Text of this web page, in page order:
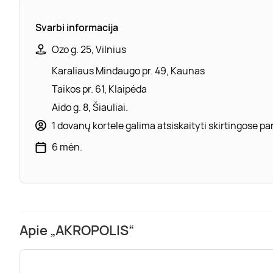
Svarbi informacija
Ozo g. 25, Vilnius
Karaliaus Mindaugo pr. 49, Kaunas
Taikos pr. 61, Klaipėda
Aido g. 8, Šiauliai.
1 dovanų kortele galima atsiskaityti skirtingose
6 mėn.
Apie „AKROPOLIS“